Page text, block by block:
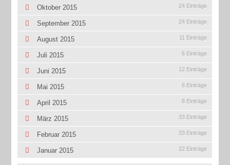
Oktober 2015 24 Einträge
September 2015 24 Einträge
August 2015 11 Einträge
Juli 2015 6 Einträge
Juni 2015 12 Einträge
Mai 2015 6 Einträge
April 2015 8 Einträge
März 2015 33 Einträge
Februar 2015 33 Einträge
Januar 2015 22 Einträge